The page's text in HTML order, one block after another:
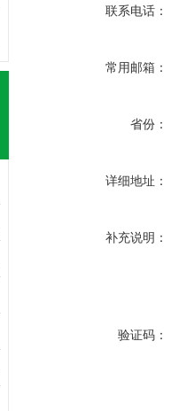
联系电话：
常用邮箱：
省份：
详细地址：
补充说明：
验证码：